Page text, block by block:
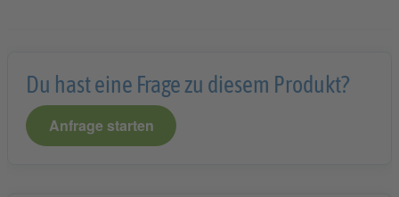
Du hast eine Frage zu diesem Produkt?
Anfrage starten